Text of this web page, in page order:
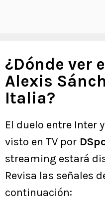
¿Dónde ver
Alexis
Italia?
El duelo entre Inter
visto en TV por
streaming estará
Revisa las señales
continuación: